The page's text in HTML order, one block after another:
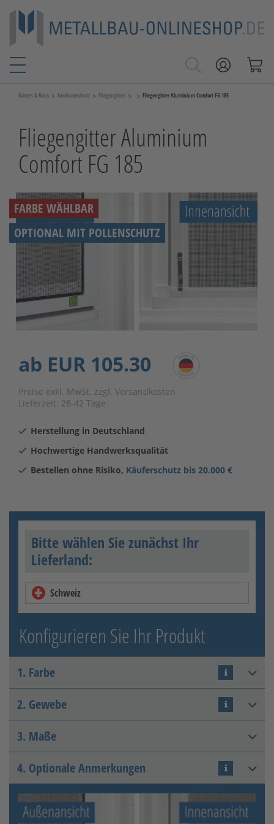
Garten & Haus > Insektenschutz > Fliegengitter > > Fliegengitter Aluminium Comfort FG 185
Fliegengitter Aluminium
Comfort FG 185
FARBE WÄHLBAR
OPTIONAL MIT POLLENSCHUTZ
ab EUR 105.30
Preise exkl. MwSt. zzgl. Versandkosten
Lieferzeit: 28-42 Tage
Herstellung in Deutschland
Hochwertige Handwerksqualität
Bestellen ohne Risiko, Käuferschutz bis 20.000 €
Bitte wählen Sie zunächst Ihr
Lieferland:
Schweiz
Konfigurieren Sie Ihr Produkt
1. Farbe
Verkehrsweiß glänzend RAL
9016
2. Gewebe
3. Maße
Lichte Höhe:
Zulässiger Bereich: 700 - 2200
Lichte Breite:
4. Optionale Anmerkungen